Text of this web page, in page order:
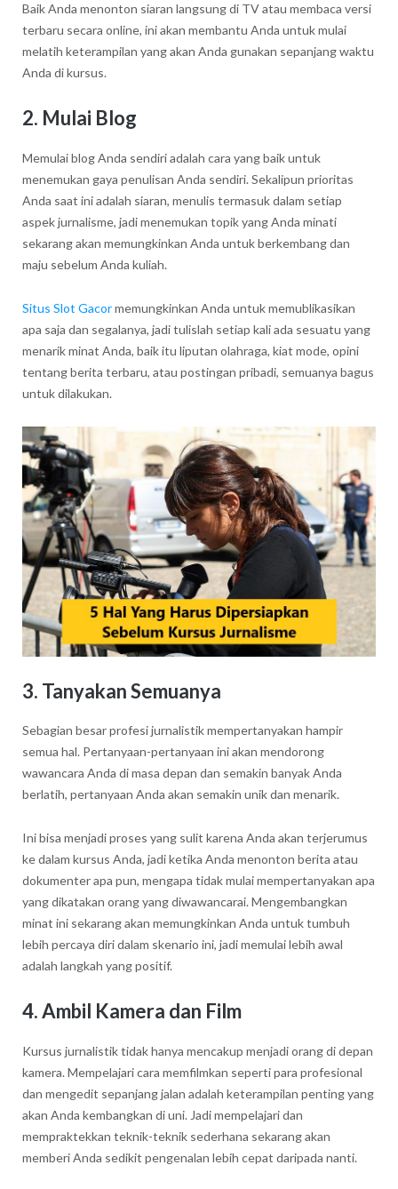
Baik Anda menonton siaran langsung di TV atau membaca versi
terbaru secara online, ini akan membantu Anda untuk mulai
melatih keterampilan yang akan Anda gunakan sepanjang waktu
Anda di kursus.
2. Mulai Blog
Memulai blog Anda sendiri adalah cara yang baik untuk
menemukan gaya penulisan Anda sendiri. Sekalipun prioritas
Anda saat ini adalah siaran, menulis termasuk dalam setiap
aspek jurnalisme, jadi menemukan topik yang Anda minati
sekarang akan memungkinkan Anda untuk berkembang dan
maju sebelum Anda kuliah.
Situs Slot Gacormemungkinkan Anda untuk memublikasikan
apa saja dan segalanya, jadi tulislah setiap kali ada sesuatu yang
menarik minat Anda, baik itu liputan olahraga, kiat mode, opini
tentang berita terbaru, atau postingan pribadi, semuanya bagus
untuk dilakukan.
3. Tanyakan Semuanya
Sebagian besar profesi jurnalistik mempertanyakan hampir
semua hal. Pertanyaan-pertanyaan ini akan mendorong
wawancara Anda di masa depan dan semakin banyak Anda
berlatih, pertanyaan Anda akan semakin unik dan menarik.
Ini bisa menjadi proses yang sulit karena Anda akan terjerumus
ke dalam kursus Anda, jadi ketika Anda menonton berita atau
dokumenter apa pun, mengapa tidak mulai mempertanyakan apa
yang dikatakan orang yang diwawancarai. Mengembangkan
minat ini sekarang akan memungkinkan Anda untuk tumbuh
lebih percaya diri dalam skenario ini, jadi memulai lebih awal
adalah langkah yang positif.
4. Ambil Kamera dan Film
Kursus jurnalistik tidak hanya mencakup menjadi orang di depan
kamera. Mempelajari cara memfilmkan seperti para profesional
dan mengedit sepanjang jalan adalah keterampilan penting yang
akan Anda kembangkan di uni. Jadi mempelajari dan
mempraktekkan teknik-teknik sederhana sekarang akan
memberi Anda sedikit pengenalan lebih cepat daripada nanti.